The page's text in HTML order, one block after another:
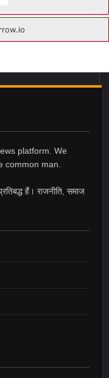
platform. We
common man.
हैं। राजनीति, समाज